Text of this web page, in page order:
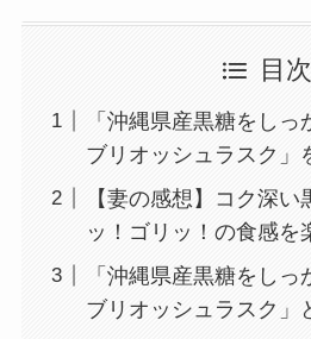
目次
「沖縄県産黒糖をし
ブリオッシュラスク」
【妻の感想】コク深い
ッ！ゴリッ！の食感を
「沖縄県産黒糖をし
ブリオッシュラスク」